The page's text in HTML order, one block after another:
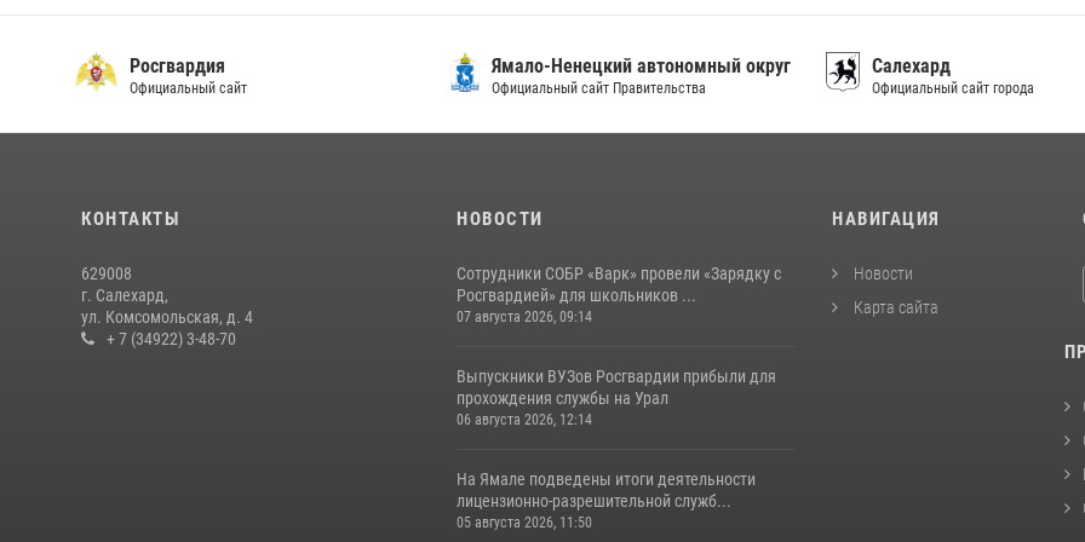
Росгвардия
Официальный сайт
Ямало-Ненецкий автономный округ
Официальный сайт Правительства
Салехард
Официальный сайт города
КОНТАКТЫ
629008
г. Салехард,
ул. Комсомольская, д. 4
+ 7 (34922) 3-48-70
НОВОСТИ
Сотрудники СОБР «Варк» провели «Зарядку с
Росгвардией» для школьников ...
07 августа 2026, 09:14
Выпускники ВУЗов Росгвардии прибыли для
прохождения службы на Урал
06 августа 2026, 12:14
На Ямале подведены итоги деятельности
лицензионно-разрешительной служб...
05 августа 2026, 11:50
НАВИГАЦИЯ
Новости
Карта сайта